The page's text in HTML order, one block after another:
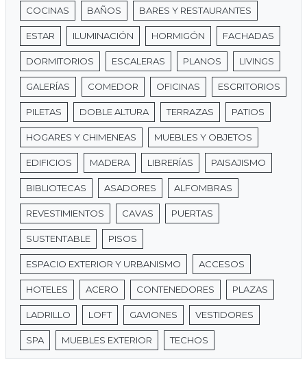
COCINAS BAÑOS BARES Y RESTAURANTES
ESTAR ILUMINACIÓN HORMIGÓN FACHADAS
DORMITORIOS ESCALERAS PLANOS LIVINGS
GALERÍAS COMEDOR OFICINAS ESCRITORIOS
PILETAS DOBLE ALTURA TERRAZAS PATIOS
HOGARES Y CHIMENEAS MUEBLES Y OBJETOS
EDIFICIOS MADERA LIBRERÍAS PAISAJISMO
BIBLIOTECAS ASADORES ALFOMBRAS
REVESTIMIENTOS CAVAS PUERTAS
SUSTENTABLE PISOS
ESPACIO EXTERIOR Y URBANISMO ACCESOS
HOTELES ACERO CONTENEDORES PLAZAS
LADRILLO LOFT GAVIONES VESTIDORES
SPA MUEBLES EXTERIOR TECHOS